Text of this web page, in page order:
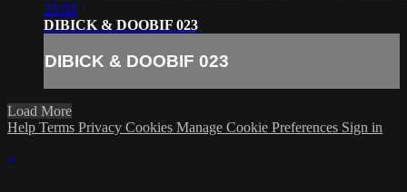
35:50
DIBICK & DOOBIF 023
DIBICK & DOOBIF 023
Load More
Help Terms Privacy Cookies Manage Cookie Preferences Sign in
×